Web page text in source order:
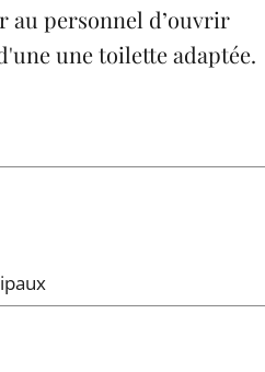
au personnel d’ouvrir
une toilette adaptée.